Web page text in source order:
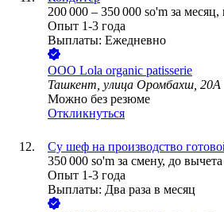
200 000 – 350 000 so'm за месяц,
Опыт 1-3 года
Выплаты: Ежедневно
ООО Lola organic patisserie
Ташкент, улица Оромбахш, 20А
Можно без резюме
Откликнуться
Су шеф на производство
350 000 so'm за смену, до
Опыт 1-3 года
Выплаты: Два раза в месяц